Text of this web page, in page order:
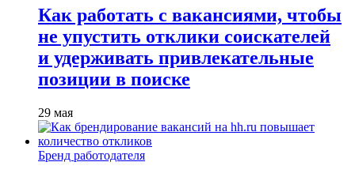
Как работать с вакансиями, чтобы
не упустить отклики соискателей
и удерживать привлекательные
позиции в поиске
29 мая
Бренд работодателя